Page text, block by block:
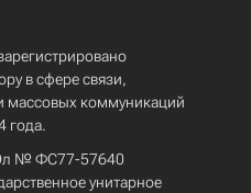
в сфере связи,
массовых коммуникаций
года.
Эл № ФС77-57640
унитарное